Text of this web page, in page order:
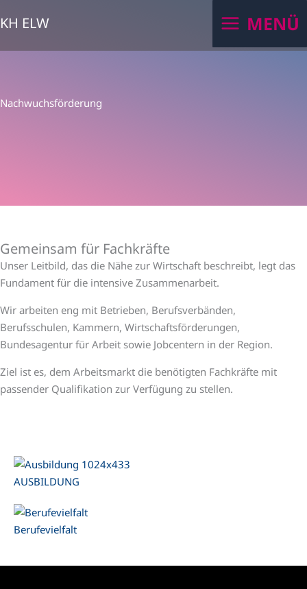
Inhalt
KH ELW MENÜ
Nachwuchsförderung
Gemeinsam für Fachkräfte
Unser Leitbild, das die Nähe zur Wirtschaft beschreibt, legt das
Fundament für die intensive Zusammenarbeit.
Wir arbeiten eng mit Betrieben, Berufsverbänden,
Berufsschulen, Kammern, Wirtschaftsförderungen,
Bundesagentur für Arbeit sowie Jobcentern in der Region.
Ziel ist es, dem Arbeitsmarkt die benötigten Fachkräfte mit
passender Qualifikation zur Verfügung zu stellen.
AUSBILDUNG
Berufevielfalt